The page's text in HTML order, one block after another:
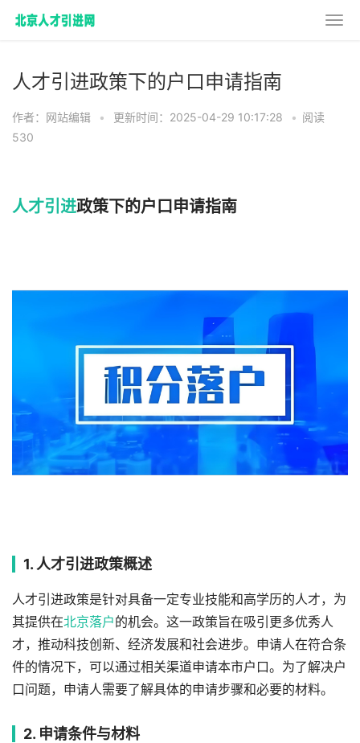
人才引进政策下的户口申请指南
作者：网站编辑 • 更新时间：2025-04-29 10:17:28 • 阅读
530
人才引进政策下的户口申请指南
1. 人才引进政策概述
人才引进政策是针对具备一定专业技能和高学历的人才，为
其提供在北京落户的机会。这一政策旨在吸引更多优秀人
才，推动科技创新、经济发展和社会进步。申请人在符合条
件的情况下，可以通过相关渠道申请本市户口。为了解决户
口问题，申请人需要了解具体的申请步骤和必要的材料。
2. 申请条件与材料